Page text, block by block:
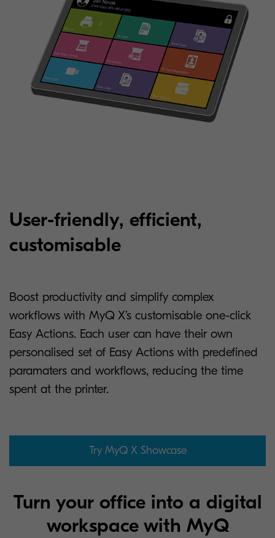
User-friendly, efficient,
customisable
Boost productivity and simplify complex
workflows with MyQ X’s customisable one-click
Easy Actions. Each user can have their own
personalised set of Easy Actions with predefined
paramaters and workflows, reducing the time
spent at the printer.
Try MyQ X Showcase
Turn your office into a digital
workspace with MyQ